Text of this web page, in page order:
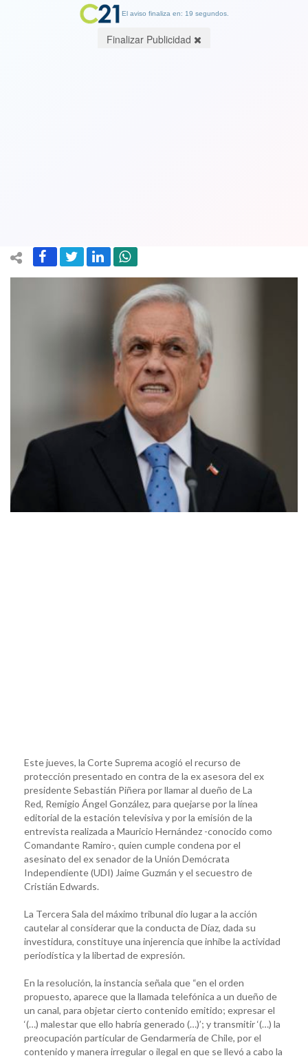
Este jueves, la Corte Suprema acogió el recurso de
protección presentado en contra de la ex asesora del ex
presidente Sebastián Piñera por llamar al dueño de La
Red, Remigio Ángel González, para quejarse por la línea
editorial de la estación televisiva y por la emisión de la
entrevista realizada a Mauricio Hernández -conocido como
Comandante Ramiro-, quien cumple condena por el
asesinato del ex senador de la Unión Demócrata
Independiente (UDI) Jaime Guzmán y el secuestro de
Cristián Edwards.
La Tercera Sala del máximo tribunal dio lugar a la acción
cautelar al considerar que la conducta de Díaz, dada su
investidura, constituye una injerencia que inhibe la actividad
periodística y la libertad de expresión.
En la resolución, la instancia señala que “en el orden
propuesto, aparece que la llamada telefónica a un dueño de
un canal, para objetar cierto contenido emitido; expresar el
‘(…) malestar que ello habría generado (…)’; y transmitir ‘(…) la
preocupación particular de Gendarmería de Chile, por el
contenido y manera irregular o ilegal en que se llevó a cabo la
El aviso finaliza en: 19 segundos.
Finalizar Publicidad